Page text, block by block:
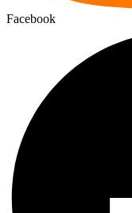
Facebook